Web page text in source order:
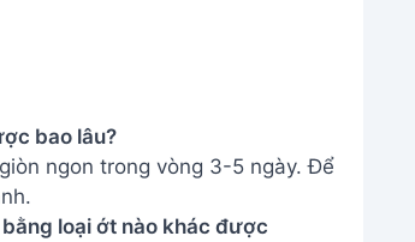
bao lâu?
ngon trong vòng 3-5 ngày. Để
loại ớt nào khác được